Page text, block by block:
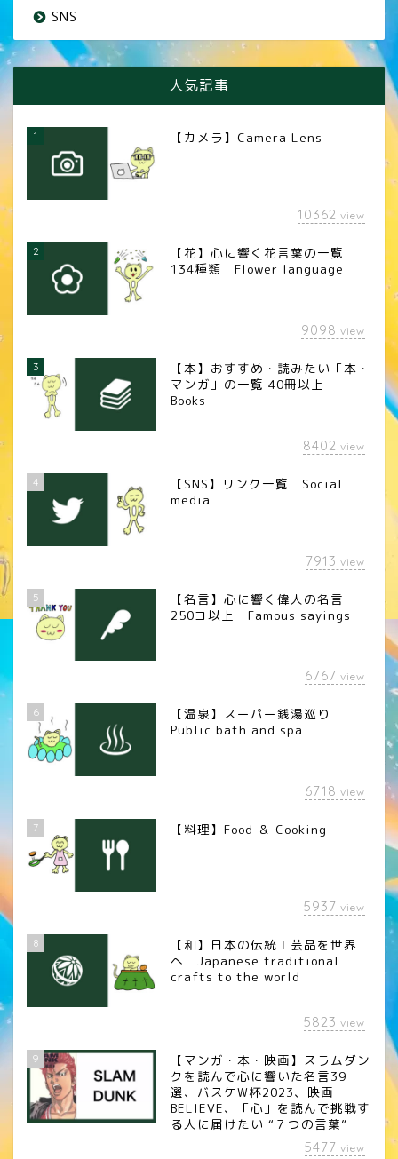
SNS
人気記事
1 【カメラ】Camera Lens
10362 view
2
【花】心に響く花言葉の一覧
134種類 Flower language
9098 view
3
【本】おすすめ・読みたい「本・
マンガ」の一覧 40冊以上
Books
8402 view
4
【SNS】リンク一覧 Social
media
7913 view
5
【名言】心に響く偉人の名言
250コ以上 Famous sayings
6767 view
6
【温泉】スーパー銭湯巡り
Public bath and spa
6718 view
7 【料理】Food ＆ Cooking
5937 view
8
【和】日本の伝統工芸品を世界
へ Japanese traditional
crafts to the world
5823 view
9
【マンガ・本・映画】スラムダン
クを読んで心に響いた名言39
選、バスケW杯2023、映画
BELIEVE、「心」を読んで挑戦す
る人に届けたい “７つの言葉”
5477 view